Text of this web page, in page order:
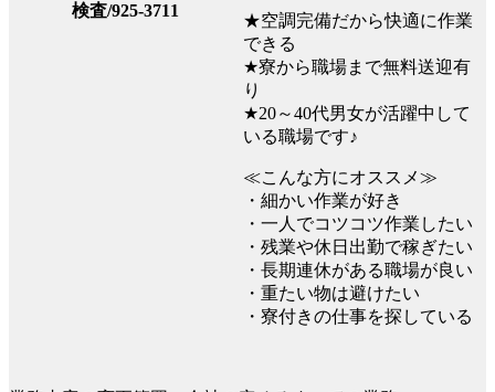
検査/925-3711
★空調完備だから快適に作業
できる
★寮から職場まで無料送迎有
り
★20～40代男女が活躍中して
いる職場です♪
≪こんな方にオススメ≫
・細かい作業が好き
・一人でコツコツ作業したい
・残業や休日出勤で稼ぎたい
・長期連休がある職場が良い
・重たい物は避けたい
・寮付きの仕事を探している